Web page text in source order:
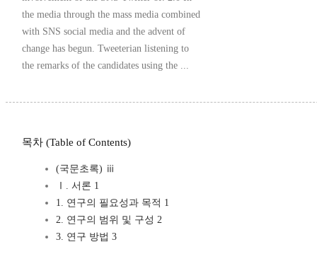
the media through the mass media combined
with SNS social media and the advent of
change has begun. Tweeterian listening to
the remarks of the candidates using the ...
목차 (Table of Contents)
(국문초록) ⅲ
Ⅰ. 서론 1
1. 연구의 필요성과 목적 1
2. 연구의 범위 및 구성 2
3. 연구 방법 3